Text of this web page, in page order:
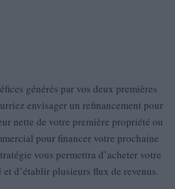
générés par vos deux premières
envisager un refinancement pour
nette de votre première propriété ou
pour financer votre prochaine
vous permettra d’acheter votre
d’établir plusieurs flux de revenus.